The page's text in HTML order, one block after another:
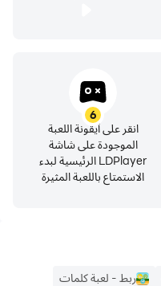
6
انقر على أيقونة اللعبة
الموجودة على شاشة
LDPlayer الرئيسية لبدء
الاستمتاع باللعبة المثيرة
ربط - لعبة كلمات